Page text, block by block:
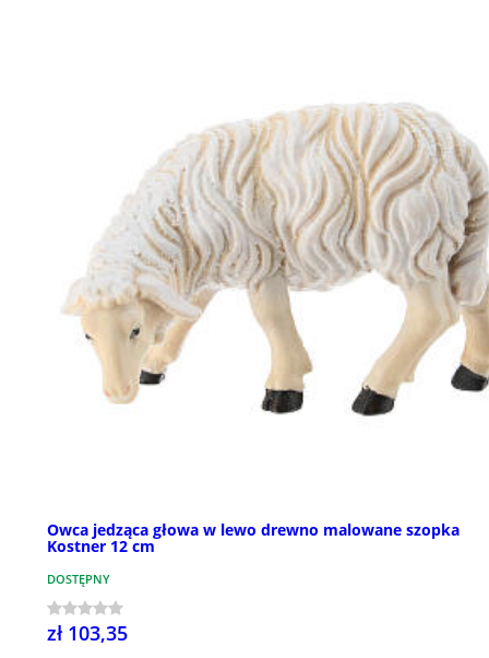
Owca jedząca głowa w lewo drewno malowane szopka
Kostner 12 cm
DOSTĘPNY
zł 103,35